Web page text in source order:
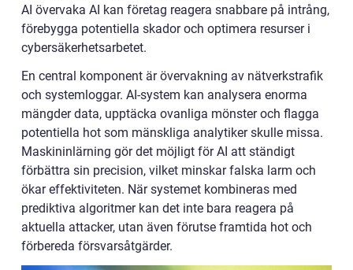
AI övervaka AI kan företag reagera snabbare på intrång,
förebygga potentiella skador och optimera resurser i
cybersäkerhetsarbetet.
En central komponent är övervakning av nätverkstrafik
och systemloggar. AI-system kan analysera enorma
mängder data, upptäcka ovanliga mönster och flagga
potentiella hot som mänskliga analytiker skulle missa.
Maskininlärning gör det möjligt för AI att ständigt
förbättra sin precision, vilket minskar falska larm och
ökar effektiviteten. När systemet kombineras med
prediktiva algoritmer kan det inte bara reagera på
aktuella attacker, utan även förutse framtida hot och
förbereda försvarsåtgärder.